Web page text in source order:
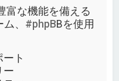
富な機能を備える
、 #phpBBを使用
ト
ー